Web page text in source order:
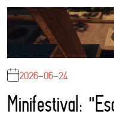
2026-06-24
Minifestival: